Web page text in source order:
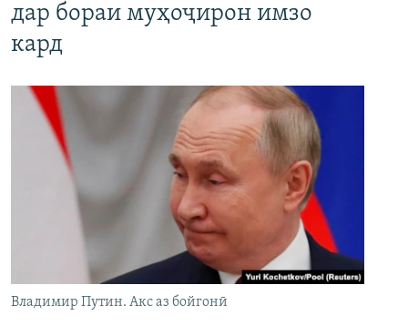
дар бораи муҳоҷирон имзо
кард
Владимир Путин. Акс аз бойгонӣ